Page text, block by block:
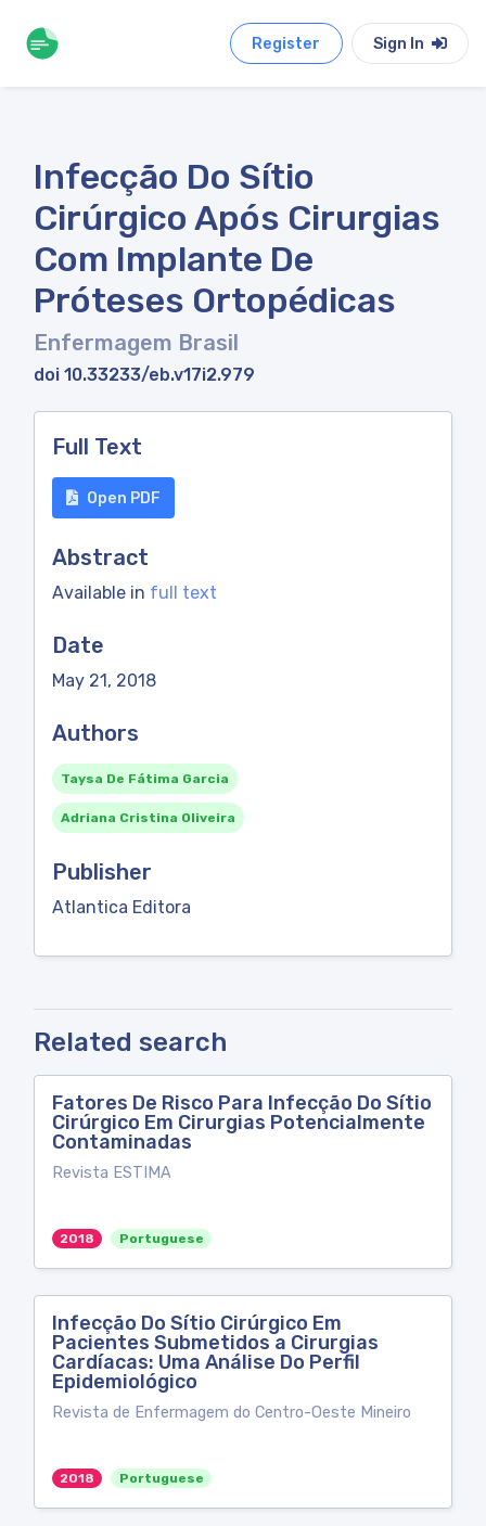
Register Sign In
Infecção Do Sítio
Cirúrgico Após Cirurgias
Com Implante De
Próteses Ortopédicas
Enfermagem Brasil
doi 10.33233/eb.v17i2.979
Full Text
Open PDF
Abstract
Available in full text
Date
May 21, 2018
Authors
Taysa De Fátima Garcia
Adriana Cristina Oliveira
Publisher
Atlantica Editora
Related search
Fatores De Risco Para Infecção Do Sítio
Cirúrgico Em Cirurgias Potencialmente
Contaminadas
Revista ESTIMA
2018 Portuguese
Infecção Do Sítio Cirúrgico Em
Pacientes Submetidos a Cirurgias
Cardíacas: Uma Análise Do Perfil
Epidemiológico
Revista de Enfermagem do Centro-Oeste Mineiro
2018 Portuguese